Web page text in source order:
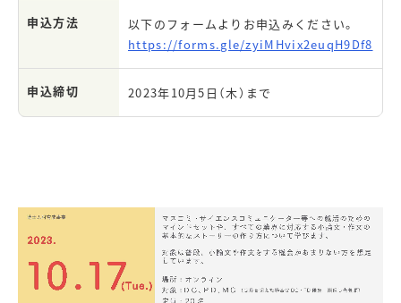
申込方法
以下のフォームよりお申込みください。
https://forms.gle/zyiMHvix2euqH9Df8
申込締切 2023年10月5日（木）まで